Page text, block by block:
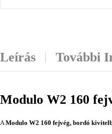
Leírás További
Modulo W2 160
AModulo W2 160 fejvég, bordó